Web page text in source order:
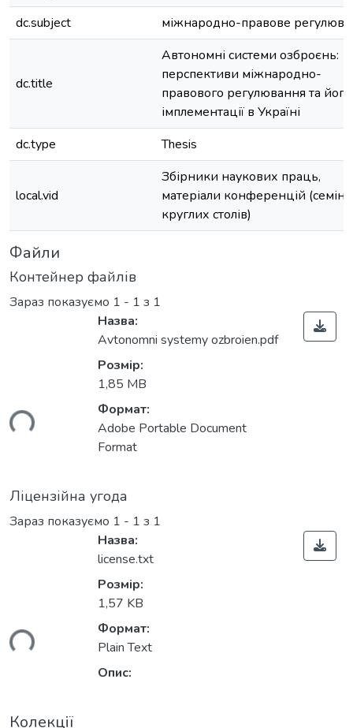
dc.subject
міжнародно-правове
dc.title
Автономні системи озброєнь:
перспективи міжнародно-
правового регулювання та його
імплементації в Україні
dc.type
Thesis
local.vid
Збірники наукових праць,
матеріали конференцій
круглих столів)
Файли
Контейнер файлів
Зараз показуємо 1 - 1 з 1
Назва:
Avtonomni systemy ozbroien.pdf
Розмір:
1,85 MB
Формат:
Adobe Portable Document
Format
Ліцензійна угода
Зараз показуємо 1 - 1 з 1
Назва:
license.txt
Розмір:
1,57 KB
Формат:
Plain Text
Опис:
Колекції